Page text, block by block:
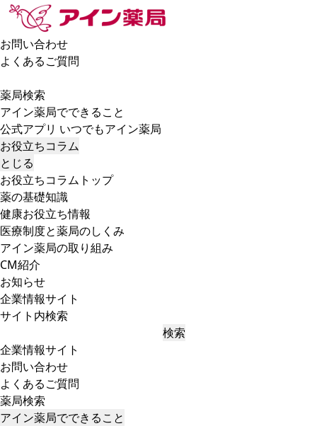
お問い合わせ
よくあるご質問
薬局検索
アイン薬局でできること
公式アプリ いつでもアイン薬局
お役立ちコラム
とじる
お役立ちコラムトップ
薬の基礎知識
健康お役立ち情報
医療制度と薬局のしくみ
アイン薬局の取り組み
CM紹介
お知らせ
企業情報サイト
サイト内検索
検索
企業情報サイト
お問い合わせ
よくあるご質問
薬局検索
アイン薬局でできること